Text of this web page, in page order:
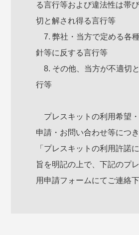
る言行等および違法性は帯
切と解され得る言行等
7. 弊社・当方で定める各
針等に反する言行等
8. その他、当方が不適切
行等
プレスキットの利用希望
申請・お問い合わせ等につき
「プレスキットの利用許諾
旨を明記の上で、下記のプ
用申請フォームにてご連絡